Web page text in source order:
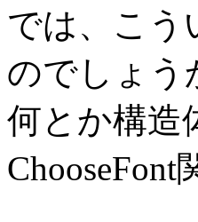
では、こう
のでしょう
何とか構造